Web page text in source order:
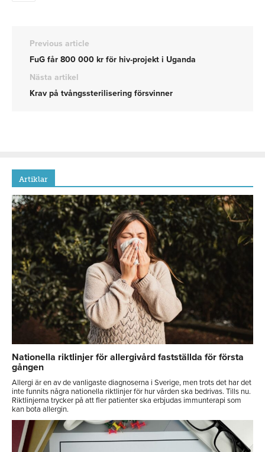
Previous article
FuG får 800 000 kr för hiv-projekt i Uganda
Nästa artikel
Krav på tvångssterilisering försvinner
Artiklar
Nationella riktlinjer för allergivård fastställda för första
gången
Allergi är en av de vanligaste diagnoserna i Sverige, men trots det har det
inte funnits några nationella riktlinjer för hur vården ska bedrivas. Tills nu.
Riktlinjerna trycker på att fler patienter ska erbjudas immunterapi som
kan bota allergin.